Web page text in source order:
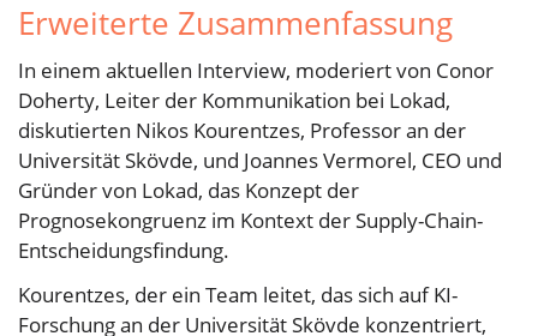
Erweiterte Zusammenfassung
In einem aktuellen Interview, moderiert von Conor
Doherty, Leiter der Kommunikation bei Lokad,
diskutierten Nikos Kourentzes, Professor an der
Universität Skövde, und Joannes Vermorel, CEO und
Gründer von Lokad, das Konzept der
Prognosekongruenz im Kontext der Supply-Chain-
Entscheidungsfindung.
Kourentzes, der ein Team leitet, das sich auf KI-
Forschung an der Universität Skövde konzentriert,